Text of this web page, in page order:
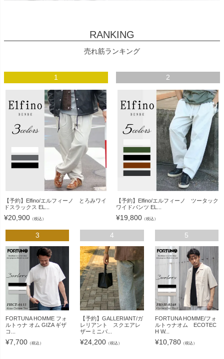
RANKING
売れ筋ランキング
1
【予約】Elfino/エルフィーノ とろみワイ
ドスラックス EL...
¥20,900 （税込）
2
【予約】Elfino/エルフィーノ ツータック
ワイドパンツ EL...
¥19,800 （税込）
3
FORTUNA HOMME フォ
ルトゥナ オム GIZA ギザ
コ...
¥7,700 （税込）
4
【予約】GALLERIANT/ガ
レリアント スクエアレ
ザーミニバ...
¥24,200 （税込）
5
FORTUNA HOMME/フォ
ルトゥナオム ECOTEC
H W...
¥10,780（税込）